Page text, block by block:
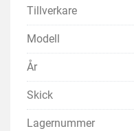
Tillverkare
Modell
År
Skick
Lagernummer